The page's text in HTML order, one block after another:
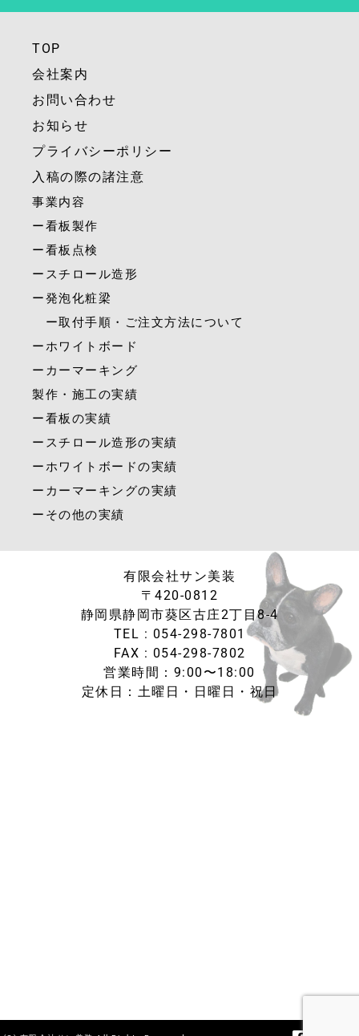
TOP
会社案内
お問い合わせ
お知らせ
プライバシーポリシー
入稿の際の諸注意
事業内容
ー看板製作
ー看板点検
ースチロール造形
ー発泡化粧梁
ー取付手順・ご注文方法について
ーホワイトボード
ーカーマーキング
製作・施工の実績
ー看板の実績
ースチロール造形の実績
ーホワイトボードの実績
ーカーマーキングの実績
ーその他の実績
有限会社サン美装
〒420-0812
静岡県静岡市葵区古庄2丁目8-4
TEL : 054-298-7801
FAX : 054-298-7802
営業時間：9:00〜18:00
定休日：土曜日・日曜日・祝日